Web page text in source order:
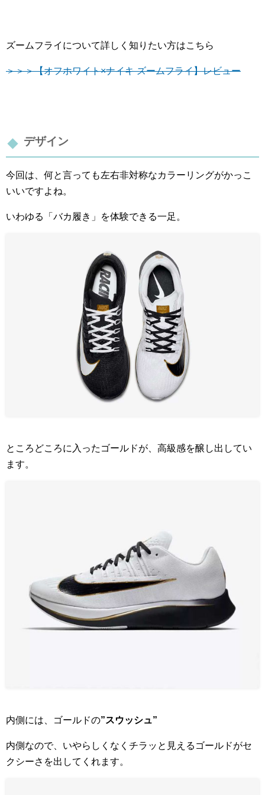
ズームフライについて詳しく知りたい方はこちら
＞＞＞【オフホワイト×ナイキ ズームフライ】レビュー
デザイン
今回は、何と言っても左右非対称なカラーリングがかっこ
いいですよね。
いわゆる「バカ履き」を体験できる一足。
ところどころに入ったゴールドが、高級感を醸し出してい
ます。
内側には、ゴールドの”スウッシュ”
内側なので、いやらしくなくチラッと見えるゴールドがセ
クシーさを出してくれます。